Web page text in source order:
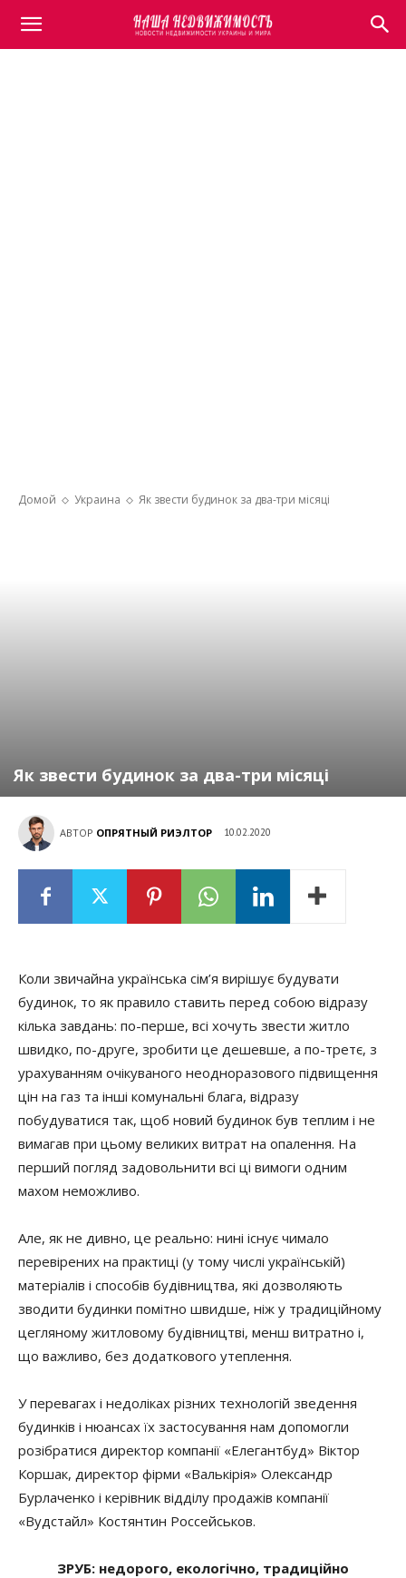
Домой Украина Як звести будинок за два-три місяці
Як звести будинок за два-три місяці
АВТОР ОПРЯТНЫЙ РИЭЛТОР 10.02.2020
Коли звичайна українська сім’я вирішує будувати
будинок, то як правило ставить перед собою відразу
кілька завдань: по-перше, всі хочуть звести житло
швидко, по-друге, зробити це дешевше, а по-третє, з
урахуванням очікуваного неодноразового підвищення
цін на газ та інші комунальні блага, відразу
побудуватися так, щоб новий будинок був теплим і не
вимагав при цьому великих витрат на опалення. На
перший погляд задовольнити всі ці вимоги одним
махом неможливо.
Але, як не дивно, це реально: нині існує чимало
перевірених на практиці (у тому числі українській)
матеріалів і способів будівництва, які дозволяють
зводити будинки помітно швидше, ніж у традиційному
цегляному житловому будівництві, менш витратно і,
що важливо, без додаткового утеплення.
У перевагах і недоліках різних технологій зведення
будинків і нюансах їх застосування нам допомогли
розібратися директор компанії «Елегантбуд» Віктор
Коршак, директор фірми «Валькірія» Олександр
Бурлаченко і керівник відділу продажів компанії
«Вудстайл» Костянтин Россейськов.
ЗРУБ: недорого, екологічно, традиційно